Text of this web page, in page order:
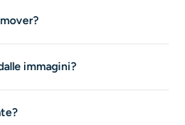
di abbigliamento dalle
immagini?
automaticamente gli